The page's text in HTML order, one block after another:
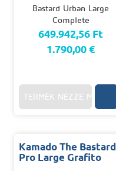
649.942,56 Ft
1.790,00 €
TERMÉK NÉZZE MEG
Kamado The Bastard
Pro Large Grafito